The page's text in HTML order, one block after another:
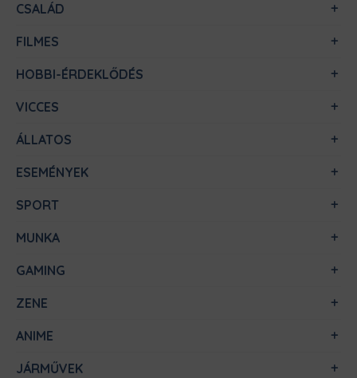
CSALÁD
FILMES
HOBBI-ÉRDEKLŐDÉS
VICCES
ÁLLATOS
ESEMÉNYEK
SPORT
MUNKA
GAMING
ZENE
ANIME
JÁRMŰVEK